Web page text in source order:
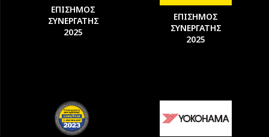
ΕΠΙΣΗΜΟΣ
ΣΥΝΕΡΓΑΤΗΣ
2025
ΕΠΙΣΗΜΟΣ
ΣΥΝΕΡΓΑΤΗΣ
2025